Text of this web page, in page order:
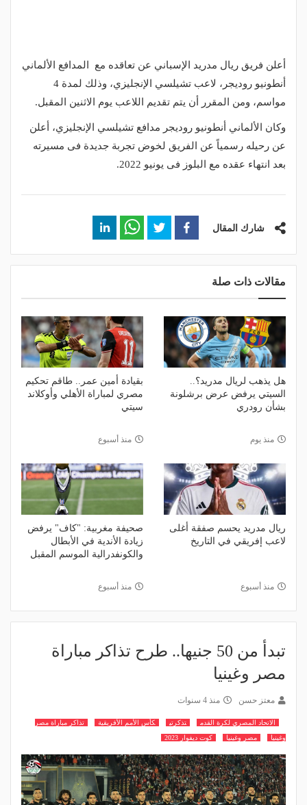
أعلن فريق ريال مدريد الإسباني عن تعاقده مع المدافع الألماني
أنطونيو روديجر، لاعب تشيلسي الإنجليزي، وذلك لمدة 4
مواسم، ومن المقرر أن يتم تقديم اللاعب يوم الاثنين المقبل.
وكان الألماني أنطونيو روديجر مدافع تشيلسي الإنجليزي، أعلن
عن رحيله رسمياً عن الفريق لخوض تجربة جديدة فى مسيرته
بعد انتهاء عقده مع البلوز فى يونيو 2022.
شارك المقال
مقالات ذات صلة
هل يذهب لريال مدريد؟..
السيتي يرفض عرض برشلونة
بشأن رودري
منذ يوم
بقيادة أمين عمر.. طاقم تحكيم
مصري لمباراة الأهلي وأوكلاند
سيتي
منذ أسبوع
ريال مدريد يحسم صفقة أغلى
لاعب إفريقي في التاريخ
منذ أسبوع
صحيفة مغربية: "كاف" يرفض
زيادة الأندية في الأبطال
والكونفدرالية الموسم المقبل
منذ أسبوع
تبدأ من 50 جنيها.. طرح تذاكر مباراة
مصر وغينيا
معتز حسن منذ 4 سنوات
الاتحاد المصري لكرة القدم تذكرتي كأس الأمم الأفريقية
تذاكر مباراة مصر
وغينيا
مصر وغينيا كوت ديفوار 2023